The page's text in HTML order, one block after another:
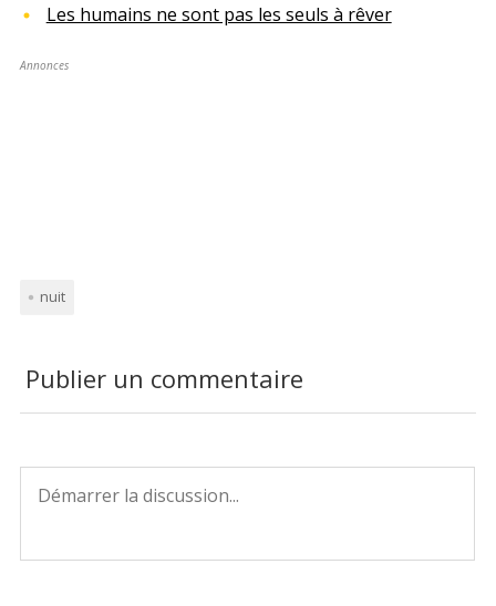
Les humains ne sont pas les seuls à rêver
Annonces
nuit
Publier un commentaire